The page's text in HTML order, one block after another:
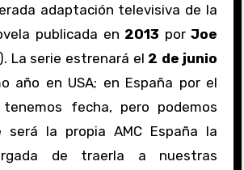
adaptación televisiva de la
publicada en 2013 porJoe
). La serie estrenará el 2 de junio
año en USA; en España por el
fecha, pero podemos
será la propia AMC España la
de traerla a nuestras